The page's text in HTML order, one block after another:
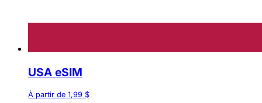
USA eSIM
À partir de 1,99 $